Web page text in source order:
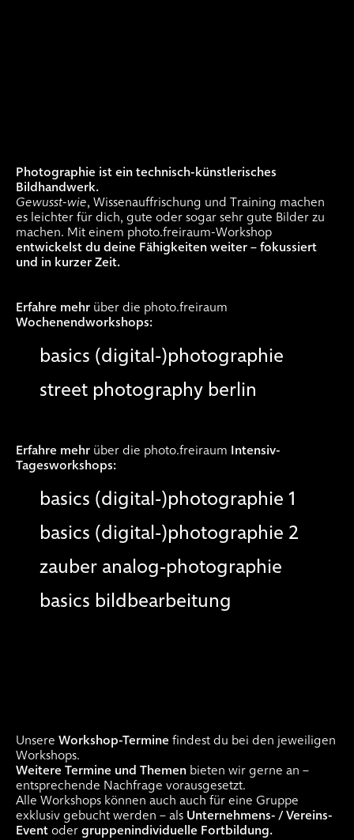
. photo mappenkurse
.individual-coachings photo
.events
.teamevents
.location freiraum
coachings
individual-coachings
Photographie ist ein technisch-künstlerisches
Bildhandwerk.
Gewusst-wie, Wissenauffrischung und Training machen
es leichter für dich, gute oder sogar sehr gute Bilder zu
machen. Mit einem photo.freiraum-Workshop
entwickelst du deine Fähigkeiten weiter – fokussiert
und in kurzer Zeit.
Erfahre mehr über die photo.freiraum
Wochenendworkshops:
basics (digital-)photographie
street photography berlin
Erfahre mehr über die photo.freiraum Intensiv-
Tagesworkshops:
basics (digital-)photographie 1
basics (digital-)photographie 2
zauber analog-photographie
basics bildbearbeitung
Unsere Workshop-Termine findest du bei den jeweiligen
Workshops.
Weitere Termine und Themen bieten wir gerne an –
entsprechende Nachfrage vorausgesetzt.
Alle Workshops können auch auch für eine Gruppe
exklusiv gebucht werden – als Unternehmens- / Vereins-
Eventodergruppenindividuelle Fortbildung.